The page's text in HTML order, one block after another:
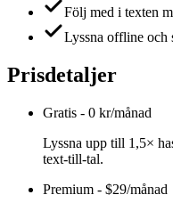
Följ med i texten
Lyssna offline och
Prisdetaljer
Gratis - 0 kr/månad
Lyssna upp till 1,5×
text-till-tal.
Premium - $29/månad